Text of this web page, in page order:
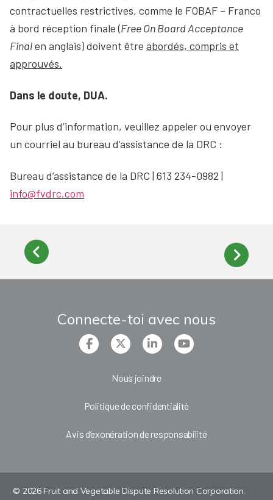
contractuelles restrictives, comme le FOBAF – Franco
à bord réception finale (Free On Board Acceptance
Finalen anglais) doivent être abordés, compris et
approuvés.
Dans le doute, DUA.
Pour plus d’information, veuillez appeler ou envoyer
un courriel au bureau d’assistance de la DRC :
Bureau d’assistance de la DRC | 613 234-0982 |
info@fvdrc.com
Connecte-toi avec nous
Nous joindre
Politique de confidentialité
Avis d’exonération de responsabilité
© 2026 Fruit and Vegetable Dispute Resolution Corporation.